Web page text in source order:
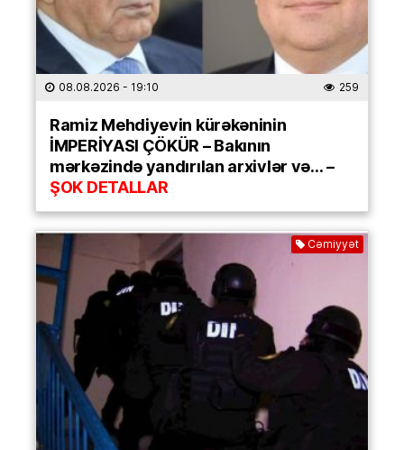
08.08.2026 - 19:10 259
Ramiz Mehdiyevin kürəkəninin
İMPERİYASI ÇÖKÜR – Bakının
mərkəzində yandırılan arxivlər və… –
ŞOK DETALLAR
Cəmiyyət